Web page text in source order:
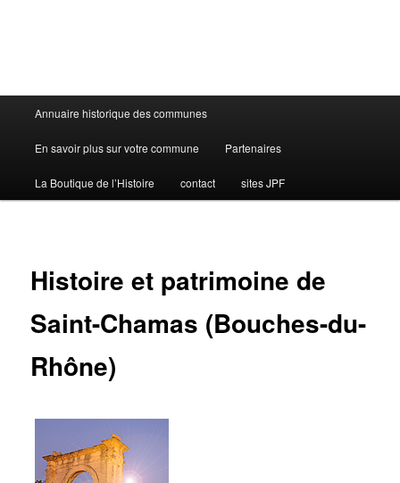
Menu
principal
Annuaire historique des communes
En savoir plus sur votre commune Partenaires
La Boutique de l’Histoire contact sites JPF
Histoire et patrimoine de
Saint-Chamas (Bouches-du-
Rhône)